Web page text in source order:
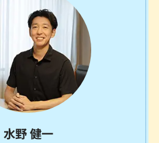
水野 健一